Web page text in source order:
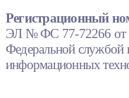
Регистрационный
ЭЛ № ФС 77-72266 от
Федеральной службой
информационных